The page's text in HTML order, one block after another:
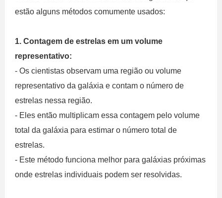
estão alguns métodos comumente usados:
1. Contagem de estrelas em um volume
representativo:
- Os cientistas observam uma região ou volume
representativo da galáxia e contam o número de
estrelas nessa região.
- Eles então multiplicam essa contagem pelo volume
total da galáxia para estimar o número total de
estrelas.
- Este método funciona melhor para galáxias próximas
onde estrelas individuais podem ser resolvidas.